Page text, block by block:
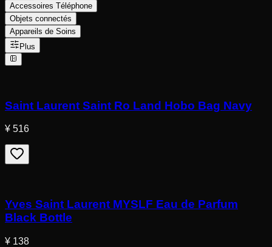
Accessoires Téléphone
Objets connectés
Appareils de Soins
Plus
Saint Laurent Saint Ro Land Hobo Bag Navy
¥ 516
Yves Saint Laurent MYSLF Eau de Parfum
Black Bottle
¥ 138